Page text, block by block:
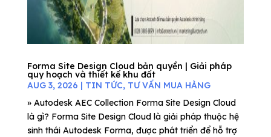
Forma Site Design Cloud bản quyền | Giải pháp
quy hoạch và thiết kế khu đất
AUG 3, 2026 | TIN TỨC, TƯ VẤN MUA HÀNG
» Autodesk AEC Collection Forma Site Design Cloud
là gì? Forma Site Design Cloud là giải pháp thuộc hệ
sinh thái Autodesk Forma, được phát triển để hỗ trợ